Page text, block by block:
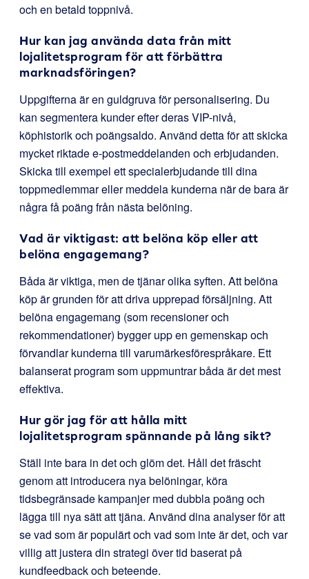
och en betald toppnivå.
Hur kan jag använda data från mitt
lojalitetsprogram för att förbättra
marknadsföringen?
Uppgifterna är en guldgruva för personalisering. Du
kan segmentera kunder efter deras VIP-nivå,
köphistorik och poängsaldo. Använd detta för att skicka
mycket riktade e-postmeddelanden och erbjudanden.
Skicka till exempel ett specialerbjudande till dina
toppmedlemmar eller meddela kunderna när de bara är
några få poäng från nästa belöning.
Vad är viktigast: att belöna köp eller att
belöna engagemang?
Båda är viktiga, men de tjänar olika syften. Att belöna
köp är grunden för att driva upprepad försäljning. Att
belöna engagemang (som recensioner och
rekommendationer) bygger upp en gemenskap och
förvandlar kunderna till varumärkesförespråkare. Ett
balanserat program som uppmuntrar båda är det mest
effektiva.
Hur gör jag för att hålla mitt
lojalitetsprogram spännande på lång sikt?
Ställ inte bara in det och glöm det. Håll det fräscht
genom att introducera nya belöningar, köra
tidsbegränsade kampanjer med dubbla poäng och
lägga till nya sätt att tjäna. Använd dina analyser för att
se vad som är populärt och vad som inte är det, och var
villig att justera din strategi över tid baserat på
kundfeedback och beteende.